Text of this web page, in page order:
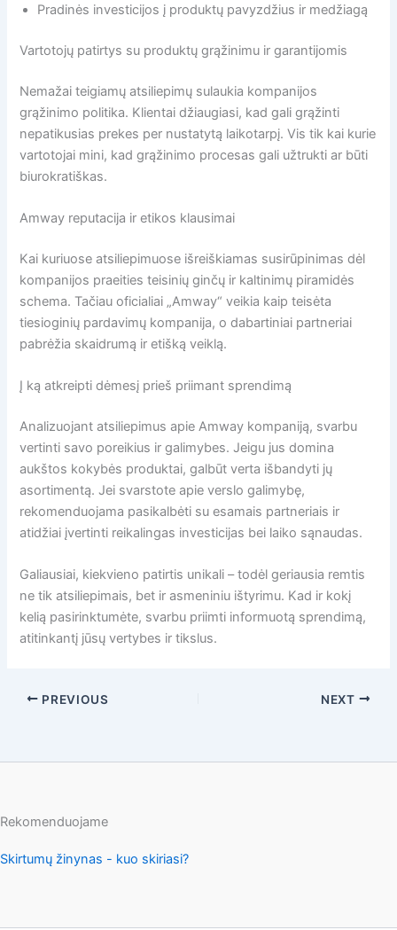
Pradinės investicijos į produktų pavyzdžius ir medžiagą
Vartotojų patirtys su produktų grąžinimu ir garantijomis
Nemažai teigiamų atsiliepimų sulaukia kompanijos
grąžinimo politika. Klientai džiaugiasi, kad gali grąžinti
nepatikusias prekes per nustatytą laikotarpį. Vis tik kai kurie
vartotojai mini, kad grąžinimo procesas gali užtrukti ar būti
biurokratiškas.
Amway reputacija ir etikos klausimai
Kai kuriuose atsiliepimuose išreiškiamas susirūpinimas dėl
kompanijos praeities teisinių ginčų ir kaltinimų piramidės
schema. Tačiau oficialiai „Amway“ veikia kaip teisėta
tiesioginių pardavimų kompanija, o dabartiniai partneriai
pabrėžia skaidrumą ir etišką veiklą.
Į ką atkreipti dėmesį prieš priimant sprendimą
Analizuojant atsiliepimus apie Amway kompaniją, svarbu
vertinti savo poreikius ir galimybes. Jeigu jus domina
aukštos kokybės produktai, galbūt verta išbandyti jų
asortimentą. Jei svarstote apie verslo galimybę,
rekomenduojama pasikalbėti su esamais partneriais ir
atidžiai įvertinti reikalingas investicijas bei laiko sąnaudas.
Galiausiai, kiekvieno patirtis unikali – todėl geriausia remtis
ne tik atsiliepimais, bet ir asmeniniu ištyrimu. Kad ir kokį
kelią pasirinktumėte, svarbu priimti informuotą sprendimą,
atitinkantį jūsų vertybes ir tikslus.
PREVIOUS NEXT
Rekomenduojame
Skirtumų žinynas - kuo skiriasi?